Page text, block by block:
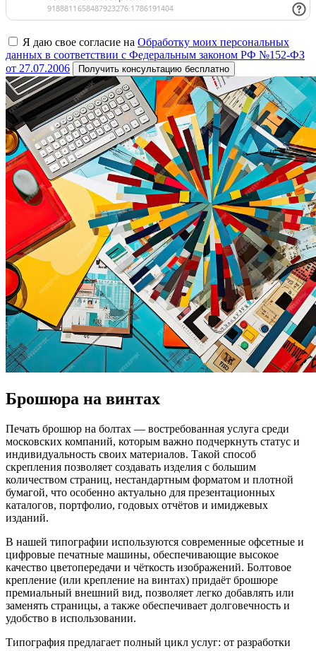
Я даю свое согласие на Обработку моих персональных
данных в соответствии с Федеральным законом РФ №152-ФЗ
от 27.07.2006
Получить консультацию бесплатно
Брошюра на винтах
Печать брошюр на болтах — востребованная услуга среди
московских компаний, которым важно подчеркнуть статус и
индивидуальность своих материалов. Такой способ
скрепления позволяет создавать изделия с большим
количеством страниц, нестандартным форматом и плотной
бумагой, что особенно актуально для презентационных
каталогов, портфолио, годовых отчётов и имиджевых
изданий.
В нашей типографии используются современные офсетные и
цифровые печатные машины, обеспечивающие высокое
качество цветопередачи и чёткость изображений. Болтовое
крепление (или крепление на винтах) придаёт брошюре
премиальный внешний вид, позволяет легко добавлять или
заменять страницы, а также обеспечивает долговечность и
удобство в использовании.
Типография предлагает полный цикл услуг: от разработки